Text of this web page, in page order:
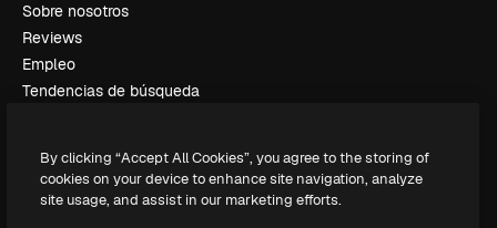
Sobre nosotros
Reviews
Empleo
Tendencias de búsqueda
Slidesgo
Vender contenido
By clicking “Accept All Cookies”, you agree to the storing of
cookies on your device to enhance site navigation, analyze
site usage, and assist in our marketing efforts.